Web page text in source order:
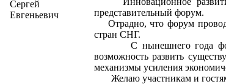
представительный форум.
Отрадно, что форум
стран СНГ.
С нынешнего года форум
возможность развить
механизмы усиления
Желаю участникам и гостям